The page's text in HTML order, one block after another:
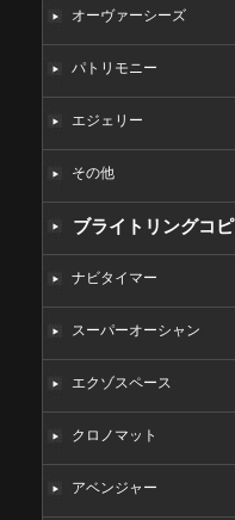
オーヴァーシーズ
パトリモニー
エジェリー
その他
ブライトリングコピ
ー ナビタイマー
スーパーオーシャン
エクゾスペース
クロノマット
アベンジャー